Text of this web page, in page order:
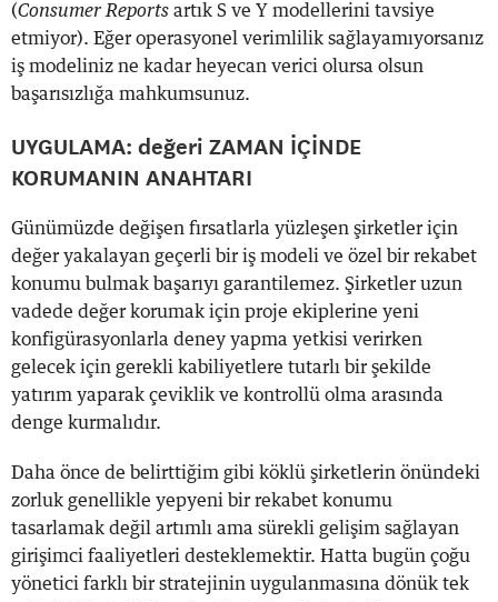
(Consumer Reports artık S ve Y modellerini tavsiye
etmiyor). Eğer operasyonel verimlilik sağlayamıyorsanız
iş modeliniz ne kadar heyecan verici olursa olsun
başarısızlığa mahkumsunuz.
UYGULAMA: değeri ZAMAN İÇİNDE
KORUMANIN ANAHTARI
Günümüzde değişen fırsatlarla yüzleşen şirketler için
değer yakalayan geçerli bir iş modeli ve özel bir rekabet
konumu bulmak başarıyı garantilemez. Şirketler uzun
vadede değer korumak için proje ekiplerine yeni
konfigürasyonlarla deney yapma yetkisi verirken
gelecek için gerekli kabiliyetlere tutarlı bir şekilde
yatırım yaparak çeviklik ve kontrollü olma arasında
denge kurmalıdır.
Daha önce de belirttiğim gibi köklü şirketlerin önündeki
zorluk genellikle yepyeni bir rekabet konumu
tasarlamak değil artımlı ama sürekli gelişim sağlayan
girişimci faaliyetleri desteklemektir. Hatta bugün çoğu
yönetici farklı bir stratejinin uygulanmasına dönük tek